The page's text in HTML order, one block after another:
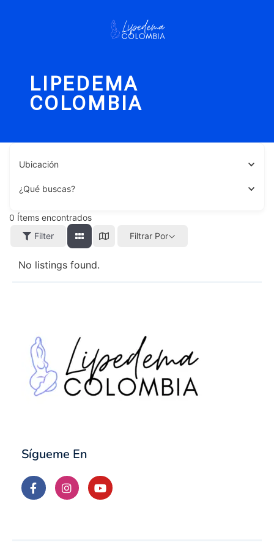
LIPEDEMA
COLOMBIA
Ubicación
¿Qué buscas?
0 Ítems encontrados
Filter
Filtrar Por
No listings found.
Sígueme En